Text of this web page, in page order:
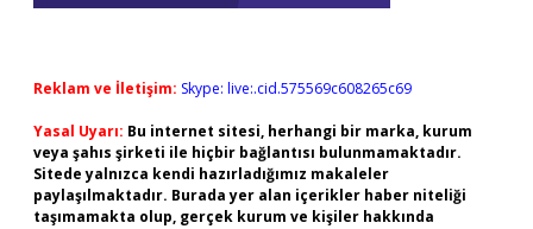
Reklam ve İletişim: Skype: live:.cid.575569c608265c69
Yasal Uyarı: Bu internet sitesi, herhangi bir marka, kurum
veya şahıs şirketi ile hiçbir bağlantısı bulunmamaktadır.
Sitede yalnızca kendi hazırladığımız makaleler
paylaşılmaktadır. Burada yer alan içerikler haber niteliği
taşımamakta olup, gerçek kurum ve kişiler hakkında